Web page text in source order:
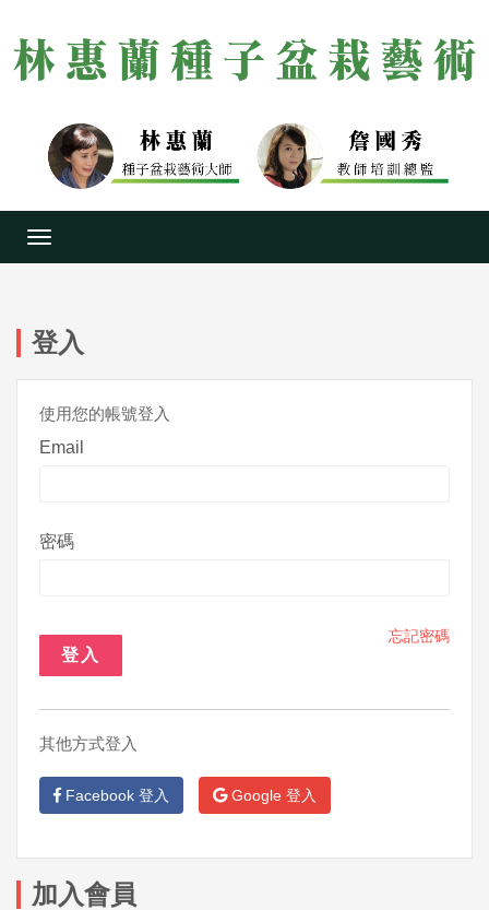
Toggle
navigation
登入
使用您的帳號登入
Email
密碼
登入
忘記密碼
其他方式登入
Facebook 登入 Google 登入
加入會員